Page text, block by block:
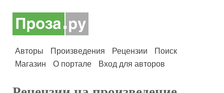
Авторы Произведения Рецензии
Поиск
Магазин
О портале Вход для авторов